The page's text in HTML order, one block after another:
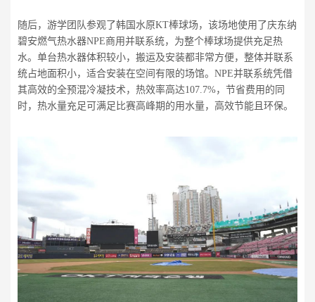
随后，游学团队参观了韩国水原KT棒球场，该场地使用了庆东纳
碧安燃气热水器NPE商用并联系统，为整个棒球场提供充足热
水。单台热水器体积较小，搬运及安装都非常方便，整体并联系
统占地面积小，适合安装在空间有限的场馆。NPE并联系统凭借
其高效的全预混冷凝技术，热效率高达107.7%，节省费用的同
时，热水量充足可满足比赛高峰期的用水量，高效节能且环保。